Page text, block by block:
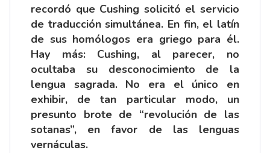
recordó que Cushing solicitó el servicio
de traducción simultánea. En fin, el latín
de sus homólogos era griego para él.
Hay más: Cushing, al parecer, no
ocultaba su desconocimiento de la
lengua sagrada. No era el único en
exhibir, de tan particular modo, un
presunto brote de “revolución de las
sotanas”, en favor de las lenguas
vernáculas.